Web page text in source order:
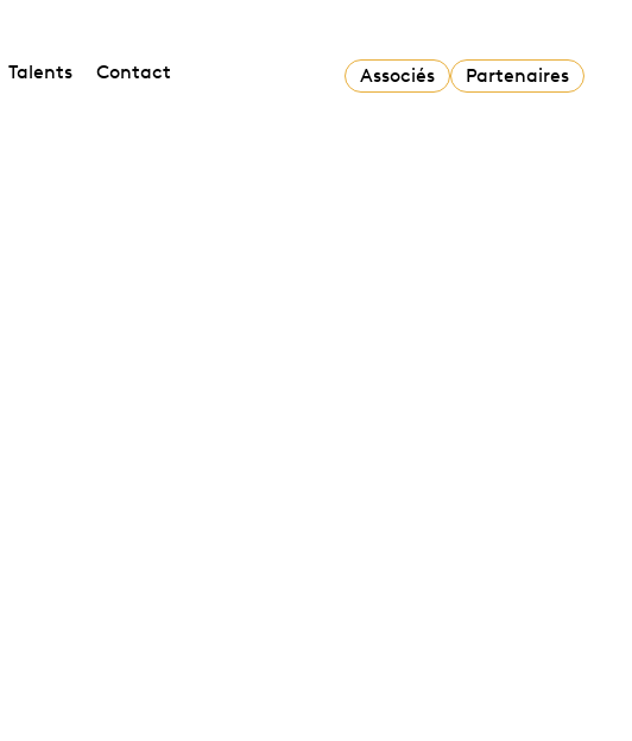
Talents Contact Associés Partenaires